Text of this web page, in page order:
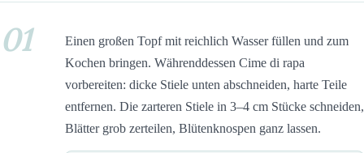
01
Einen großen Topf mit reichlich Wasser füllen und zum
Kochen bringen. Währenddessen Cime di rapa
vorbereiten: dicke Stiele unten abschneiden, harte Teile
entfernen. Die zarteren Stiele in 3–4 cm Stücke schneiden,
Blätter grob zerteilen, Blütenknospen ganz lassen.